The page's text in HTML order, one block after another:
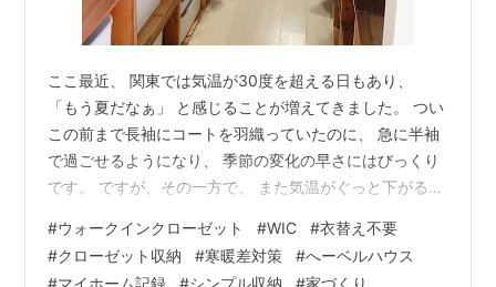
ここ最近、 関東では気温が30度を超える日もあり、
「もう夏だなぁ」 と感じることが増えてきました。 つい
この前まで長袖にコートを羽織っていたのに、 急に半袖
で過ごせるようになり、 季節の変化の早さにはびっくり
です。 ですが、その一方で、 また気温がぐっと下がる日
っては10度以上の寒暖差があることもあります。 半袖を
着た翌日に、 またヒートテックやコートを引っ張り出す
#ウォークインクローゼット #WIC #衣替え不要
#クローゼット収納 #寒暖差対策 #へーベルハウス
#マイホーム記録 #シンプル収納 #家づくり